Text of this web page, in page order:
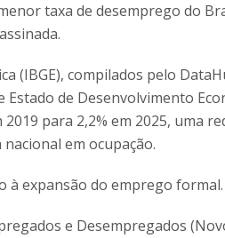
taxa de desemprego do
(IBGE), compilados pelo
de Desenvolvimento
para 2,2% em 2025, uma
em ocupação.
à expansão do emprego formal.
e Desempregados